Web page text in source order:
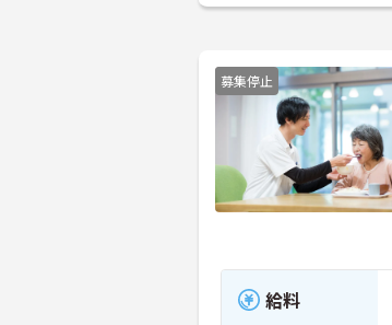
募集停止
給料